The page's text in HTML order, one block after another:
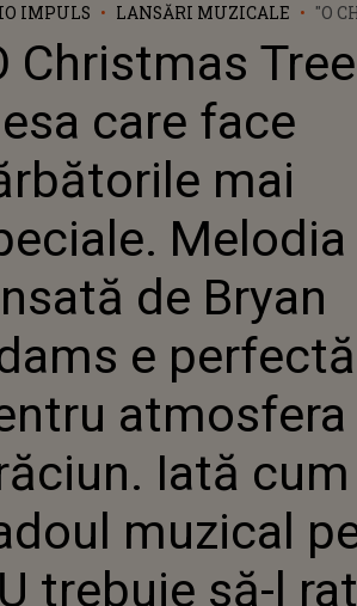
IMPULS LANSĂRI MUZICALE
"O
NU
Christmas
care face
mai
Melodia
de Bryan
e perfectă
atmosfera
Iată
muzical
trebuie să-l